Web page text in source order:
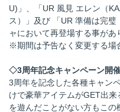
U)」、「UR 風見 エレン（
ス）」及び 「UR 準備は完
ャにおいて再登場する事があ
※期間は予告なく変更する場
◇3周年記念キャンペーン開催
3周年を記念した各種キャン
けで豪華アイテムがGET出
を遊んだことがない方もこの